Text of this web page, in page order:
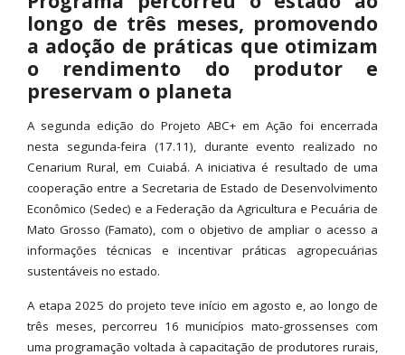
longo de três meses, promovendo
a adoção de práticas que otimizam
o rendimento do produtor e
preservam o planeta
A segunda edição do Projeto ABC+ em Ação foi encerrada
nesta segunda-feira (17.11), durante evento realizado no
Cenarium Rural, em Cuiabá. A iniciativa é resultado de uma
cooperação entre a Secretaria de Estado de Desenvolvimento
Econômico (Sedec) e a Federação da Agricultura e Pecuária de
Mato Grosso (Famato), com o objetivo de ampliar o acesso a
informações técnicas e incentivar práticas agropecuárias
sustentáveis no estado.
A etapa 2025 do projeto teve início em agosto e, ao longo de
três meses, percorreu 16 municípios mato-grossenses com
uma programação voltada à capacitação de produtores rurais,